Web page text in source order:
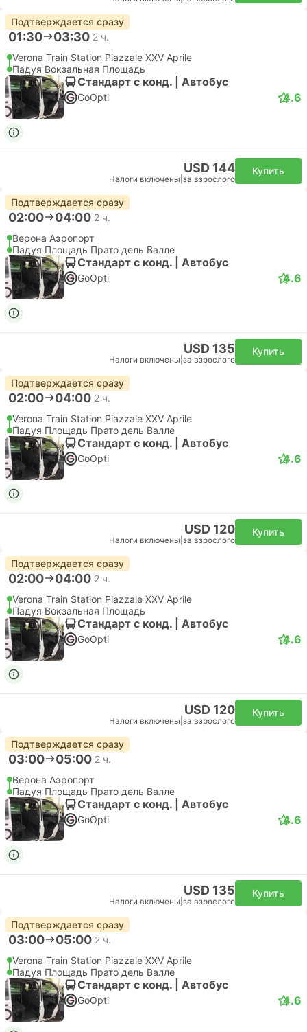
Подтверждается сразу
01:30 03:30 2 ч.
Verona Train Station Piazzale XXV Aprile
Падуя Вокзальная Площадь
Стандарт с конд. | Автобус
GoOpti 4.6
USD 144
Налоги включены за взрослого
Купить
Подтверждается сразу
02:00 04:00 2 ч.
Верона Аэропорт
Падуя Площадь Прато дель Валле
Стандарт с конд. | Автобус
GoOpti 4.6
USD 135
Налоги включены за взрослого
Купить
Подтверждается сразу
02:00 04:00 2 ч.
Verona Train Station Piazzale XXV Aprile
Падуя Площадь Прато дель Валле
Стандарт с конд. | Автобус
GoOpti 4.6
USD 120
Налоги включены за взрослого
Купить
Подтверждается сразу
02:00 04:00 2 ч.
Verona Train Station Piazzale XXV Aprile
Падуя Вокзальная Площадь
Стандарт с конд. | Автобус
GoOpti 4.6
USD 120
Налоги включены за взрослого
Купить
Подтверждается сразу
03:00 05:00 2 ч.
Верона Аэропорт
Падуя Площадь Прато дель Валле
Стандарт с конд. | Автобус
GoOpti 4.6
USD 135
Налоги включены за взрослого
Купить
Подтверждается сразу
03:00 05:00 2 ч.
Verona Train Station Piazzale XXV Aprile
Падуя Площадь Прато дель Валле
Стандарт с конд. | Автобус
GoOpti 4.6